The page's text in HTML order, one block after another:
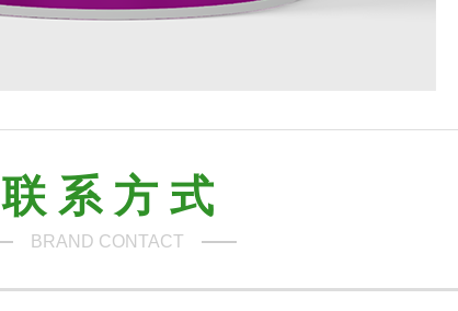
联 系 方 式
BRAND CONTACT